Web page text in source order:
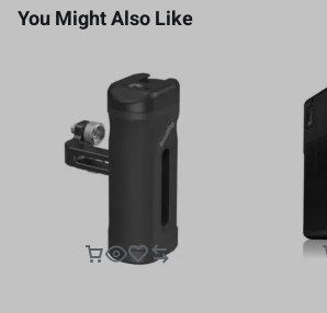
You Might Also Like